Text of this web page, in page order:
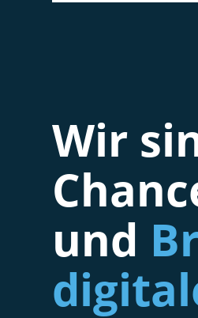
Wir
und